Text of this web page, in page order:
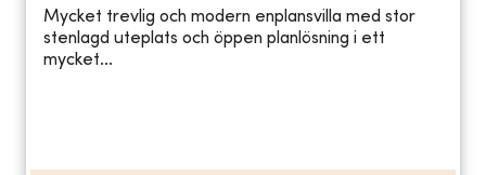
Mycket trevlig och modern enplansvilla med stor
stenlagd uteplats och öppen planlösning i ett
mycket...